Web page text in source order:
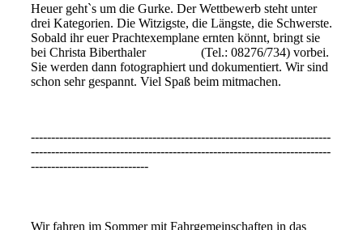
Heuer geht`s um die Gurke. Der Wettbewerb steht unter
drei Kategorien. Die Witzigste, die Längste, die Schwerste.
Sobald ihr euer Prachtexemplane ernten könnt, bringt sie
bei Christa Biberthaler (Tel.: 08276/734) vorbei.
Sie werden dann fotographiert und dokumentiert. Wir sind
schon sehr gespannt. Viel Spaß beim mitmachen.
--------------------------------------------------------------------------
--------------------------------------------------------------------------
-----------------------------
Wir fahren im Sommer mit Fahrgemeinschaften in das